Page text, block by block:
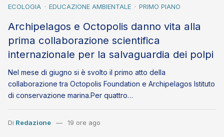
ECOLOGIA EDUCAZIONE AMBIENTALE PRIMO PIANO
Archipelagos e Octopolis danno vita alla
prima collaborazione scientifica
internazionale per la salvaguardia dei polpi
Nel mese di giugno si è svolto il primo atto della
collaborazione tra Octopolis Foundation e Archipelagos Istituto
di conservazione marina.Per quattro…
Di Redazione 19 ore ago